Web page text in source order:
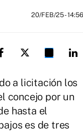
20/FEB/25- 14:56
a licitación los
concejo por un
hasta el
es de tres